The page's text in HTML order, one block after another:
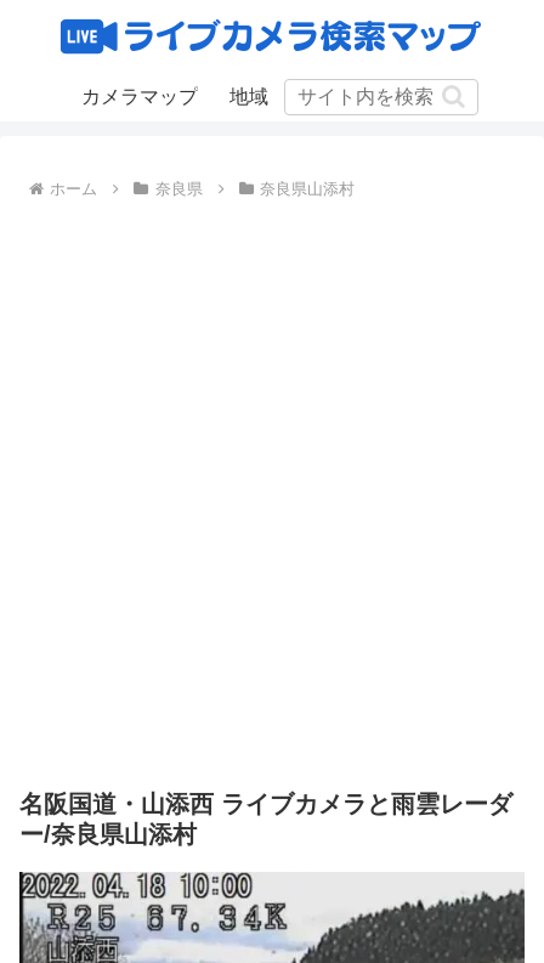
カメラマップ 地域
ホーム 奈良県 奈良県山添村
名阪国道・山添西 ライブカメラと雨雲レーダ
ー/奈良県山添村